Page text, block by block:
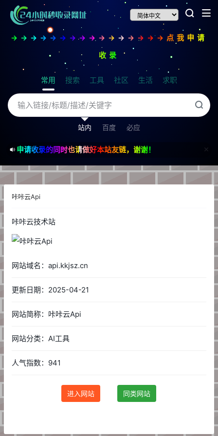
→→→→→→→→→→→→→→→→点我申请
收录
常用 搜索 工具 社区 生活 求职
站内 百度 必应
申请收录的同时也请做好本站友链，谢谢！
咔咔云Api
咔咔云技术站
网站域名：api.kkjsz.cn
更新日期：2025-04-21
网站简称：咔咔云Api
网站分类：AI工具
人气指数：941
进入网站 同类网站